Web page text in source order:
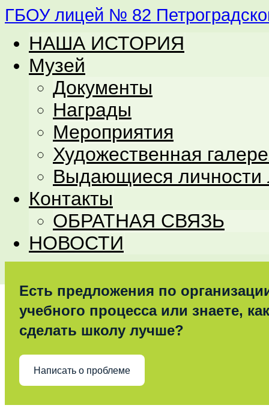
ГБОУ лицей № 82
НАША ИСТОРИЯ
Музей
Документы
Награды
Мероприятия
Художественная
Выдающиеся личности
Контакты
ОБРАТНАЯ СВЯЗЬ
НОВОСТИ
Есть предложения по
учебного процесса или знаете, как
сделать школу лучше?
Написать о проблеме